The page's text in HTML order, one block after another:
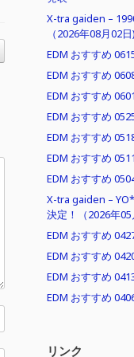
X-tra gaiden –
（2026年08月02日)
EDM おすすめ
EDM おすすめ
EDM おすすめ
EDM おすすめ
EDM おすすめ
EDM おすすめ
EDM おすすめ
X-tra gaiden –
決定！（2026年05
EDM おすすめ
EDM おすすめ
EDM おすすめ
EDM おすすめ
リンク